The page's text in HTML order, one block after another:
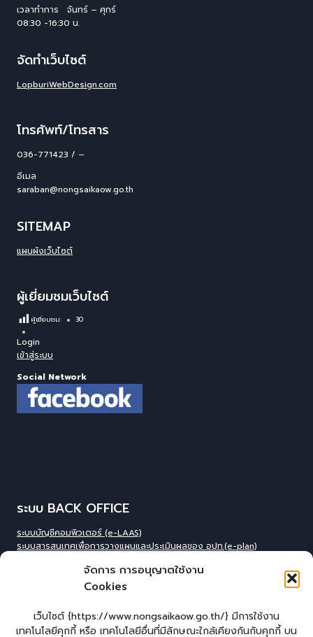
จัดการ การอนุญาตใช้งาน
Cookies
เว็บไซต์ {https://www.nongsaikaow.go.th/} มีการใช้งาน
เทคโนโลยีคุกกี้ หรือ เทคโนโลยีอื่นที่มีลักษณะใกล้เคียงกันกับคุกกี้ บน
เวลาทำการ จันทร์ – ศุกร์
08:30 -16:30 น.
จัดทำเว็บไซต์
LopburiWebDesign.com
โทรศัพท์/โทรสาร
036-771423 / –
อีเมล
saraban@nongsaikaow.go.th
SITEMAP
แผนผังเว็บไซต์
ผู้เยี่ยมชมเว็บไซต์
ผู้เยี่ยมชม: 30
Login
เข้าสู่ระบบ
Social Network
ระบบ BACK OFFICE
ระบบบัญชีคอมพิวเตอร์ (e-LAAS)
ระบบสารสนเทศเพื่อการวางแผนและประเมินผลของ อปท.(e-plan)
ระบบข้อมูลบุคลากรองค์กร(IHR)
ระบบสารสนเทศข้อมูล competincy ของบุคลากรทุกตำแหน่ง (กรอบอัตรา
ระบบสารสนเทศการจัดการฐานข้อมูลเบี้ยยังชีพขององค์กร
ปกครอง(welfare)